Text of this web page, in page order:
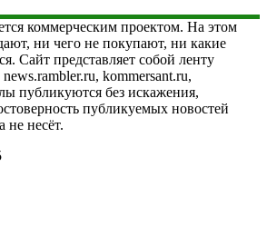
коммерческим проектом. На этом
ни чего не покупают, ни какие
Сайт представляет собой ленту
kommersant.ru,
публикуются без искажения,
публикуемых новостей
не несёт.